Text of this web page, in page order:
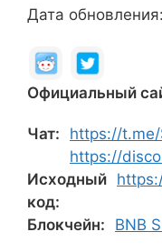
Дата
Официальный
Чат: https://
https://
Исходный
код:
Блокчейн: BNB